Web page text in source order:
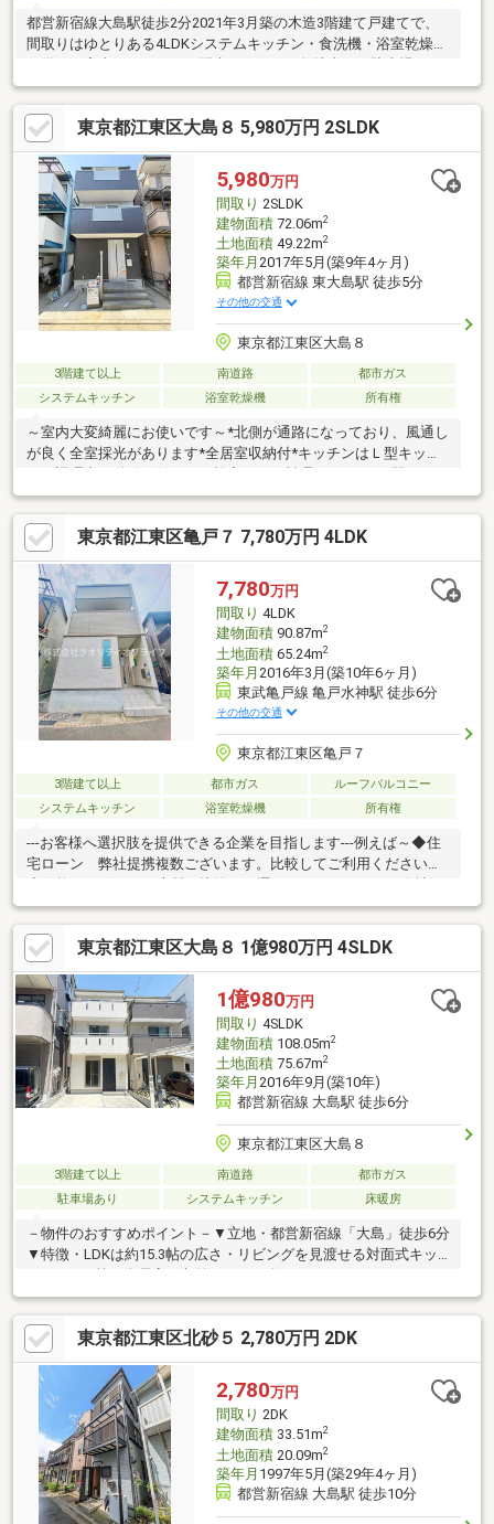
都営新宿線大島駅徒歩2分2021年3月築の木造3階建て戸建てで、
間取りはゆとりある4LDKシステムキッチン・食洗機・浴室乾燥機
約14.49㎡のルーフバルコニー付き駅近で通勤通学のアクセスも良
好な生活環境が魅力です【周辺環境】・ローソン 大島五丁目店…
徒歩2分・セブン-イレブン 大島中の橋南店…徒歩2分・スーパーマ
ーケット リコス 大島5丁目店…徒歩2分・くすりの福太郎 大島駅前
店…徒歩4分・江東病院（総合病院）…徒歩5分・江東区立第四大島
小学校…徒歩6分・江東区立大島中学校…徒歩5分
東京都江東区大島８ 5,980万円 2SLDK
5,980万円
間取り 2SLDK
建物面積72.06m2
土地面積49.22m2
築年月 2017年5月(築9年4ヶ月)
都営新宿線 東大島駅 徒歩5分
その他の交通
東京都江東区大島８
3階建て以上 南道路
都市ガス
システムキッチン
浴室乾燥機 所有権
～室内大変綺麗にお使いです～*北側が通路になっており、風通し
が良く全室採光があります*全居室収納付*キッチンはＬ型キッチ
パー、小・中学校など徒歩１０分圏内！住環境も良好です◇周辺
環境◇ダイエー東大島店 徒歩５分Seria・サンドラッグ東大島
店 徒歩４分ファミリーマート 徒歩４分東大島駅前郵便
局 徒歩６分第五大島小学校 徒歩５分大島中学校 徒歩
７分アスク東大島保育園 徒歩１分東大島図書館 徒歩７分
東京都江東区亀戸７ 7,780万円 4LDK
7,780万円
間取り 4LDK
建物面積90.87m2
土地面積65.24m2
築年月 2016年3月(築10年6ヶ月)
東武亀戸線 亀戸水神駅 徒歩6分
その他の交通
東京都江東区亀戸７
3階建て以上 都市ガス
ルーフバルコニー
システムキッチン
浴室乾燥機 所有権
---お客様へ選択肢を提供できる企業を目指します---例えば～◆住
宅ローン 弊社提携複数ございます。比較してご利用ください。
特徴ごとにご紹介いたします。※何社ご紹介しても料金はいただ
きません。◆ライフプランシミュレーションの実施が可能です。
※本当に住宅を買って大丈夫か？老後は？子供の進学は？などの
生涯にわたっての資金計画を見える化します。もちろんライフプ
ランナーも選べます。
東京都江東区大島８ 1億980万円 4SLDK
1億980万円
間取り 4SLDK
建物面積108.05m2
土地面積75.67m2
築年月 2016年9月(築10年)
都営新宿線 大島駅 徒歩6分
東京都江東区大島８
3階建て以上 南道路
都市ガス
駐車場あり
システムキッチン 床暖房
－物件のおすすめポイント－▼立地・都営新宿線「大島」徒歩6分
▼特徴・LDKは約15.3帖の広さ・リビングを見渡せる対面式キッ
育むリビング階段・3階バルコニーにはスロップシンク付・駐車ス
ペース有(車種による)・即お引渡し可(残金精算後)▼設備・床暖房
(LD)・食洗機・浴室乾燥機▼周辺環境・リコス大島5丁目店 徒歩3
分(約210m)・第五大島小学校 徒歩7分(約550m)■ ご希望の住まい
探しをお手伝いします ━━━━━・・・物件の詳細・ご相談はお
気軽にお問い合わせください。
東京都江東区北砂５ 2,780万円 2DK
2,780万円
間取り 2DK
建物面積33.51m2
土地面積20.09m2
築年月 1997年5月(築29年4ヶ月)
都営新宿線 大島駅 徒歩10分